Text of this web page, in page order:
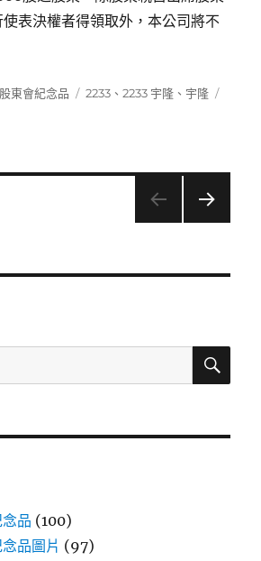
表決權者得領取外，本公司將不
東會紀念品
標
2233 、2233 宇隆 、 宇隆
搜
品 (100)
品圖片 (97)